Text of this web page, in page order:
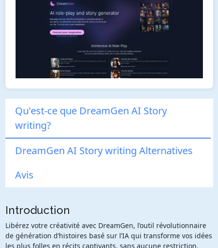
Qu'est-ce que DreamGen AI Story
writing?
DreamGen AI Story writing Alternatives
Avis
Introduction
Libérez votre créativité avec DreamGen, l’outil révolutionnaire
de génération d’histoires basé sur l’IA qui transforme vos idées
les plus folles en récits captivants, sans aucune restriction.